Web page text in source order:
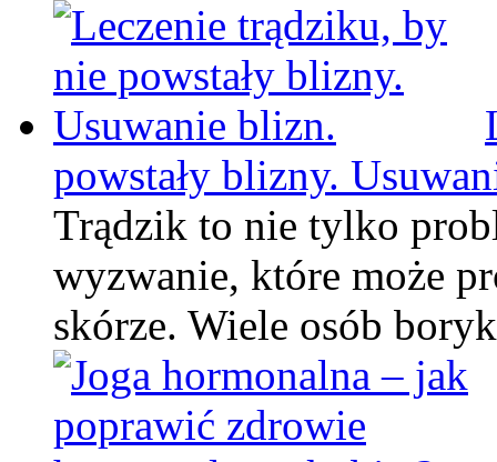
powstały blizny.
Trądzik to nie tylko
wyzwanie, które może
skórze. Wiele osób